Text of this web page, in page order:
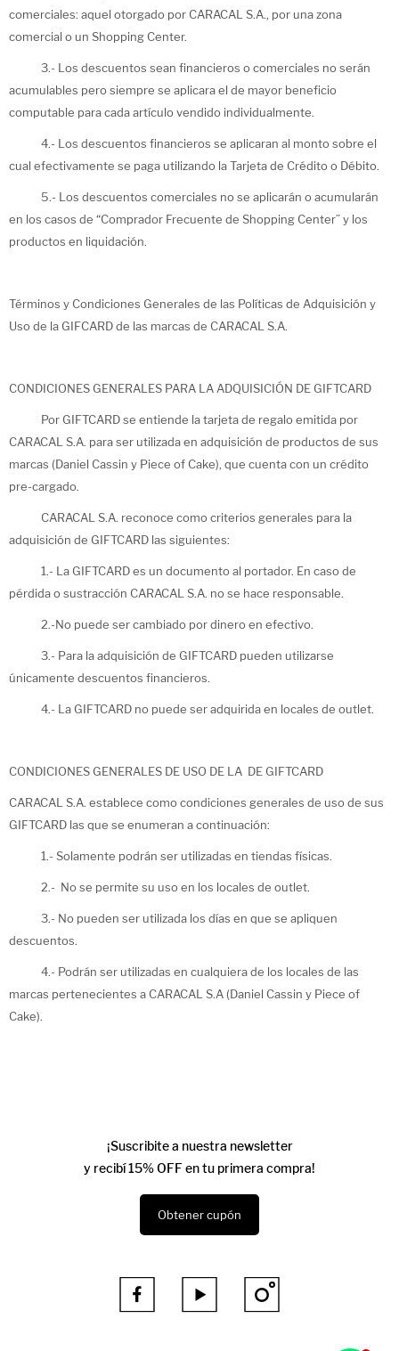
comerciales: aquel otorgado por CARACAL S.A., por una zona
comercial o un Shopping Center.
3.- Los descuentos sean financieros o comerciales no serán
acumulables pero siempre se aplicara el de mayor beneficio
computable para cada artículo vendido individualmente.
4.- Los descuentos financieros se aplicaran al monto sobre el
cual efectivamente se paga utilizando la Tarjeta de Crédito o Débito.
5.- Los descuentos comerciales no se aplicarán o acumularán
en los casos de “Comprador Frecuente de Shopping Center” y los
productos en liquidación.
Términos y Condiciones Generales de las Políticas de Adquisición y
Uso de la GIFCARD de las marcas de CARACAL S.A.
CONDICIONES GENERALES PARA LA ADQUISICIÓN DE GIFTCARD
Por GIFTCARD se entiende la tarjeta de regalo emitida por
CARACAL S.A. para ser utilizada en adquisición de productos de sus
marcas (Daniel Cassin y Piece of Cake), que cuenta con un crédito
pre-cargado.
CARACAL S.A. reconoce como criterios generales para la
adquisición de GIFTCARD las siguientes:
1.- La GIFTCARD es un documento al portador. En caso de
pérdida o sustracción CARACAL S.A. no se hace responsable.
2.-No puede ser cambiado por dinero en efectivo.
3.- Para la adquisición de GIFTCARD pueden utilizarse
únicamente descuentos financieros.
4.- La GIFTCARD no puede ser adquirida en locales de outlet.
CONDICIONES GENERALES DE USO DE LA DE GIFTCARD
CARACAL S.A. establece como condiciones generales de uso de sus
GIFTCARD las que se enumeran a continuación:
1.- Solamente podrán ser utilizadas en tiendas físicas.
2.- No se permite su uso en los locales de outlet.
3.- No pueden ser utilizada los días en que se apliquen
descuentos.
4.- Podrán ser utilizadas en cualquiera de los locales de las
marcas pertenecientes a CARACAL S.A (Daniel Cassin y Piece of
Cake).
¡Suscribite a nuestra newsletter
y recibí 15% OFF en tu primera compra!
Obtener cupón
  